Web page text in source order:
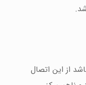
از این اتصال